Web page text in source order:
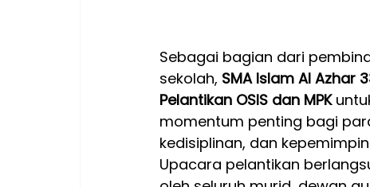
Sebagai bagian dari
sekolah, SMA Islam Al Azhar
Pelantikan OSIS dan MPK
momentum penting bagi
kedisiplinan, dan
Upacara pelantikan